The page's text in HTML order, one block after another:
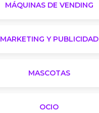
MÁQUINAS DE VENDING
MARKETING Y PUBLICIDAD
MASCOTAS
OCIO